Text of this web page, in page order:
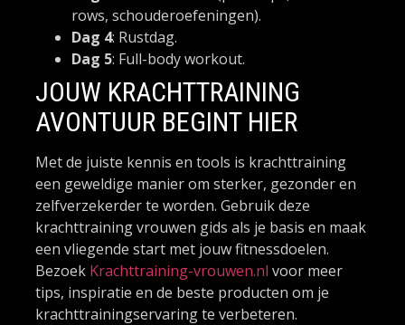
rows, schouderoefeningen).
Dag 4: Rustdag.
Dag 5: Full-body workout.
JOUW KRACHTTRAINING
AVONTUUR BEGINT HIER
Met de juiste kennis en tools is krachttraining
een geweldige manier om sterker, gezonder en
zelfverzekerder te worden. Gebruik deze
krachttraining vrouwen gids als je basis en maak
een vliegende start met jouw fitnessdoelen.
Bezoek Krachttraining-vrouwen.nl voor meer
tips, inspiratie en de beste producten om je
krachttrainingservaring te verbeteren.